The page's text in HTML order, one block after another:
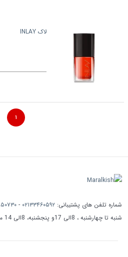
لاک INLAY
۱
شماره تلفن های پشتیبانی: ۰۲۱۳۳۴۶۰۵۹۲ -
شنبه تا چهارشنبه ، 8الی 17و پنجشنبه، 8الی 14 میزبان صدای گرمتان هستیم